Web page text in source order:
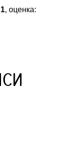
1, оценка: